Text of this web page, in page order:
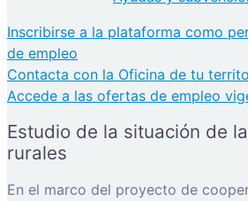
Inscribirse a la plataforma como
de empleo
Contacta con la Oficina de tu
Accede a las ofertas de empleo
Estudio de la situación de
rurales
En el marco del proyecto de